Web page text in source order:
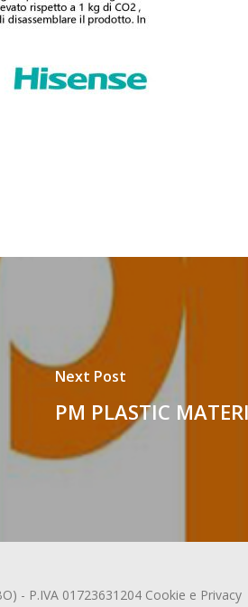
Next Post
PM PLASTIC
- P.IVA 01723631204 Cookie e Privacy